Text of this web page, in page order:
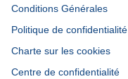
Conditions Générales
Politique de confidentialité
Charte sur les cookies
Centre de confidentialité